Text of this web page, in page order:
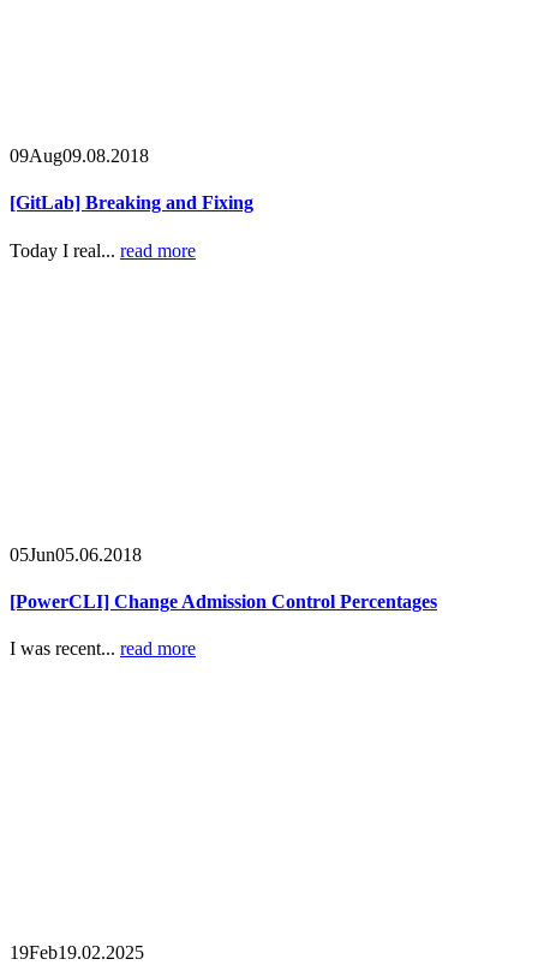
09Aug09.08.2018
[GitLab] Breaking and Fixing
Today I real... read more
05Jun05.06.2018
[PowerCLI] Change Admission Control Percentages
I was recent... read more
19Feb19.02.2025